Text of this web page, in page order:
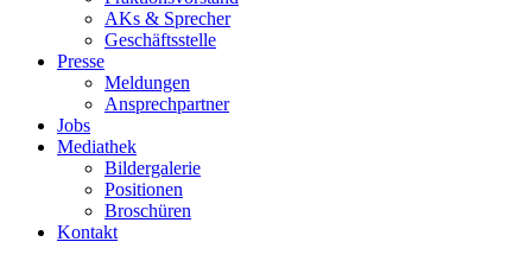
AKs & Sprecher
Geschäftsstelle
Presse
Meldungen
Ansprechpartner
Jobs
Mediathek
Bildergalerie
Positionen
Broschüren
Kontakt